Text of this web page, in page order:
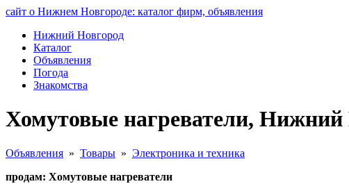
сайт о Нижнем Новгороде: каталог фирм, объявления
Нижний Новгород
Каталог
Объявления
Погода
Знакомства
Хомутовые нагреватели, Нижний
Объявления » Товары » Электроника и техника
продам: Хомутовые нагреватели